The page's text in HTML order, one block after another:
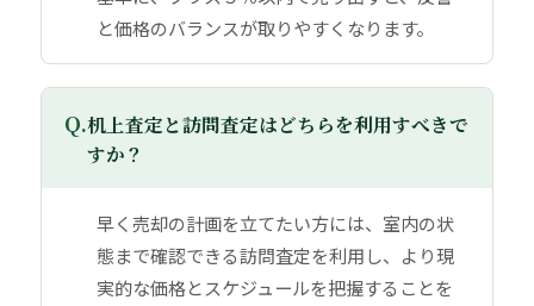
と価格のバランスが取りやすくなります。
Q.机上査定と訪問査定はどちらを利用すべきで
すか？
早く売却の計画を立てたい方には、室内の状
態まで確認できる訪問査定を利用し、より現
実的な価格とスケジュールを把握することを